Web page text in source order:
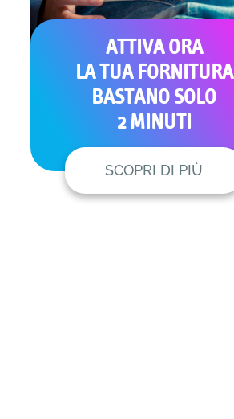
ATTIVA ORA
LA TUA FORNITURA
BASTANO SOLO
2 MINUTI
SCOPRI DI PIÙ